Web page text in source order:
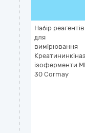
Набір реагентів
для
вимірювання
ізоферменти
30 Cormay